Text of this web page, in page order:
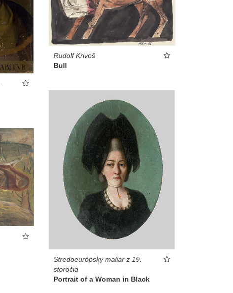
Rudolf Krivoš
Bull
Stredoeurópsky maliar z 19.
storočia
Portrait of a Woman in Black